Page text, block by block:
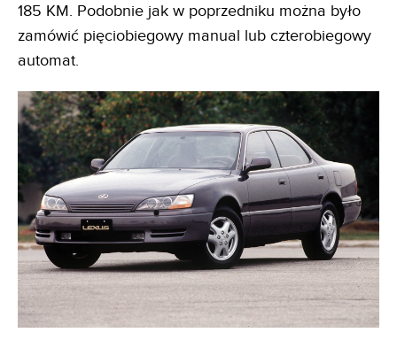
185 KM. Podobnie jak w poprzedniku można było
zamówić pięciobiegowy manual lub czterobiegowy
automat.